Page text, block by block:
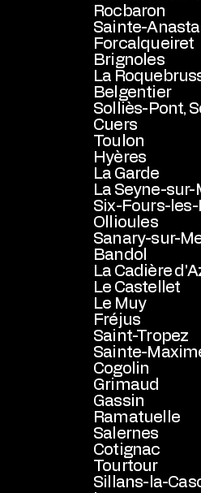
Rocbaron
Sainte-
Forcalqueiret
Brignoles
La
Belgentier
Solliès-Pont,
Cuers
Toulon
Hyères
La Garde
La Seyne-sur-
Six-Fours-les-
Ollioules
Sanary-sur-
Bandol
La Cadière
Le Castellet
Le Muy
Fréjus
Saint-Tropez
Sainte-
Cogolin
Grimaud
Gassin
Ramatuelle
Salernes
Cotignac
Tourtour
Sillans-la-